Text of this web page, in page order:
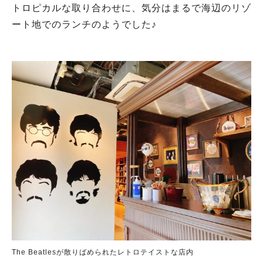
トロピカルな取り合わせに、気分はまるで海辺のリゾ
ート地でのランチのようでした♪
The Beatlesが散りばめられたレトロテイストな店内